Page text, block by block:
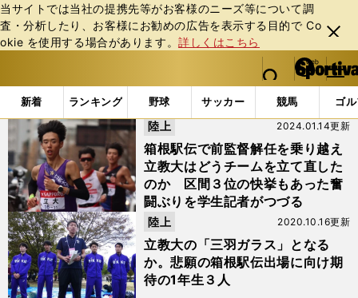
当サイトでは当社の提携先等がお客様のニーズ等について調
査・分析したり、お客様にお勧めの広告を表⽰する⽬的で Co
okie を使⽤する場合があります。詳しくはこちら
閉じ
る
web Sportiva (webスポルティーバ)
検索
マイペ
ー
ジ
メニュ
新着 ランキング 野球 サッカー 競馬 ゴ
b
ス
ル
テ
ィ
ー
バ
「#関口絢太」の最新ニュース・ 情報
箱根駅伝で前監督解任を乗り越え
立教大はどうチームを立て直した
のか 区間３位の快挙もあった奮
闘ぶりを学生記者がつづる
2024.01.14更新
陸上
立教大の「三羽ガラス」となる
か。悲願の箱根駅伝出場に向け期
待の1年生３人
2020.10.16更新
陸上